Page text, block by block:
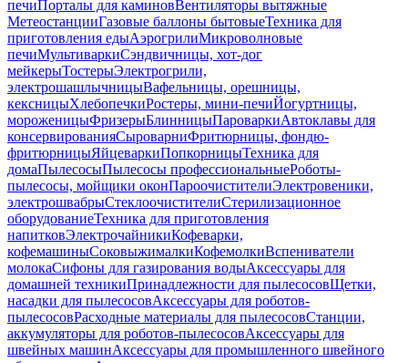
печиПорталы для каминовВентиляторы вытяжные
МетеостанцииГазовые баллоны бытовыеТехника для
приготовления едыАэрогрилиМикроволновые
печиМультиваркиСэндвичницы, хот-дог
мейкерыТостерыЭлектрогрили,
электрошашлычницыВафельницы, орешницы,
кексницыХлебопечкиРостеры, мини-печиЙогуртницы,
мороженицыФризерыБлинницыПароваркиАвтоклавы для
консервированияСыроварниФритюрницы, фондю-
фритюрницыЯйцеваркиПопкорницыТехника для
домаПылесосыПылесосы профессиональныеРоботы-
пылесосы, мойщики оконПароочистителиЭлектровеники,
электрошвабрыСтеклоочистителиСтерилизационное
оборудованиеТехника для приготовления
напитковЭлектрочайникиКофеварки,
кофемашиныСоковыжималкиКофемолкиВспениватели
молокаСифоны для газирования водыАксессуары для
домашней техникиПринадлежности для пылесосовЩетки,
насадки для пылесосовАксессуары для роботов-
пылесосовРасходные материалы для пылесосовСтанции,
аккумуляторы для роботов-пылесосовАксессуары для
швейных машинАксессуары для промышленного швейного